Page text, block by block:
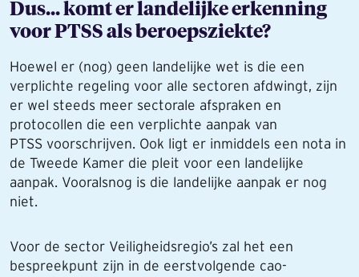
Dus... komt er landelijke erkenning
voor PTSS als beroepsziekte?
Hoewel er (nog) geen landelijke wet is die een
verplichte regeling voor alle sectoren afdwingt, zijn
er wel steeds meer sectorale afspraken en
protocollen die een verplichte aanpak van
PTSS voorschrijven. Ook ligt er inmiddels een nota in
de Tweede Kamer die pleit voor een landelijke
aanpak. Vooralsnog is die landelijke aanpak er nog
niet.
Voor de sector Veiligheidsregio’s zal het een
bespreekpunt zijn in de eerstvolgende cao-